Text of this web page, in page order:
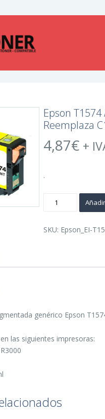
Epson
Reemplaza
4,87€ +
.
T1574
Tinta
C13T15744010
SKU: Epson_EI-
genérico Epson
las siguientes impresoras: